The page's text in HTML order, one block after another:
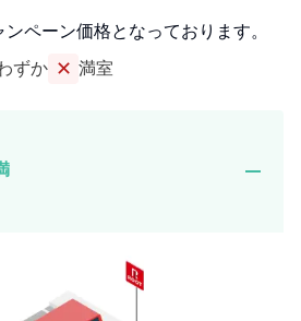
ンペーン価格となっております。
ずか ✕ 満室
remove